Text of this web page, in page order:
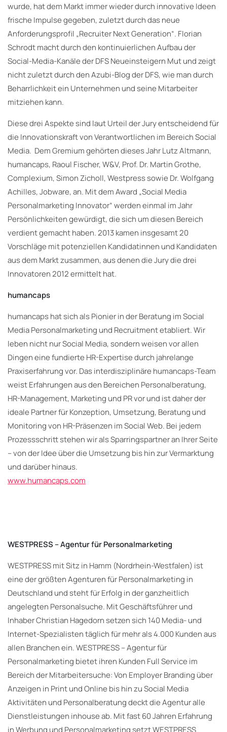
wurde, hat dem Markt immer wieder durch innovative Ideen
frische Impulse gegeben, zuletzt durch das neue
Anforderungsprofil „Recruiter Next Generation“. Florian
Schrodt macht durch den kontinuierlichen Aufbau der
Social-Media-Kanäle der DFS Neueinsteigern Mut und zeigt
nicht zuletzt durch den Azubi-Blog der DFS, wie man durch
Beharrlichkeit ein Unternehmen und seine Mitarbeiter
mitziehen kann.
Diese drei Aspekte sind laut Urteil der Jury entscheidend für
die Innovationskraft von Verantwortlichen im Bereich Social
Media. Dem Gremium gehörten dieses Jahr Lutz Altmann,
humancaps, Raoul Fischer, W&V, Prof. Dr. Martin Grothe,
Complexium, Simon Zicholl, Westpress sowie Dr. Wolfgang
Achilles, Jobware, an. Mit dem Award „Social Media
Personalmarketing Innovator“ werden einmal im Jahr
Persönlichkeiten gewürdigt, die sich um diesen Bereich
verdient gemacht haben. 2013 kamen insgesamt 20
Vorschläge mit potenziellen Kandidatinnen und Kandidaten
aus dem Markt zusammen, aus denen die Jury die drei
Innovatoren 2012 ermittelt hat.
humancaps
humancaps hat sich als Pionier in der Beratung im Social
Media Personalmarketing und Recruitment etabliert. Wir
leben nicht nur Social Media, sondern weisen vor allen
Dingen eine fundierte HR-Expertise durch jahrelange
Praxiserfahrung vor. Das interdisziplinäre humancaps-Team
weist Erfahrungen aus den Bereichen Personalberatung,
HR-Management, Marketing und PR vor und ist daher der
ideale Partner für Konzeption, Umsetzung, Beratung und
Monitoring von HR-Präsenzen im Social Web. Bei jedem
Prozessschritt stehen wir als Sparringspartner an Ihrer Seite
– von der Idee über die Umsetzung bis hin zur Vermarktung
und darüber hinaus.
www.humancaps.com
WESTPRESS – Agentur für Personalmarketing
WESTPRESS mit Sitz in Hamm (Nordrhein-Westfalen) ist
eine der größten Agenturen für Personalmarketing in
Deutschland und steht für Erfolg in der ganzheitlich
angelegten Personalsuche. Mit Geschäftsführer und
Inhaber Christian Hagedorn setzen sich 140 Media- und
Internet-Spezialisten täglich für mehr als 4.000 Kunden aus
allen Branchen ein. WESTPRESS – Agentur für
Personalmarketing bietet ihren Kunden Full Service im
Bereich der Mitarbeitersuche: Von Employer Branding über
Anzeigen in Print und Online bis hin zu Social Media
Aktivitäten und Personalberatung deckt die Agentur alle
Dienstleistungen inhouse ab. Mit fast 60 Jahren Erfahrung
in Werbung und Personalmarketing setzt WESTPRESS